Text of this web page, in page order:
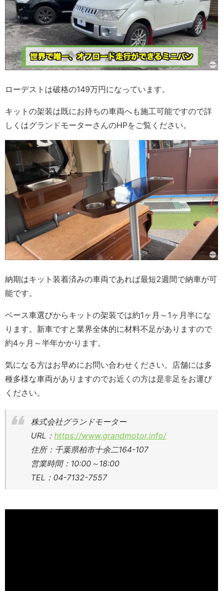
ローデストは破格の149万円になっています。
キットの架装は既にお持ちの車両へも施工可能ですので詳
しくはグランドモーターさんのHPをご覧ください。
納期はキット装着済みの車両であれば最短2週間で納車が可
能です。
ベース車選びからキットの架装では約1ヶ月～1ヶ月半にな
ります。新車ですと業界全体的に材料不足がありますので
約4ヶ月～半年かかります。
気になる方はお早めにお問い合わせください。店舗には多
種多様な車両がありますのでお近くの方は是非足をお運び
ください。
株式会社グランドモーター
URL： https://www.grandmotor.info/
住所：千葉県柏市十余二164-107
営業時間：10:00～18:00
TEL：04-7132-7557